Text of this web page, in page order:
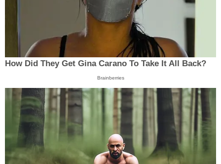
How Did They Get Gina Carano To Take It All Back?
Brainberries